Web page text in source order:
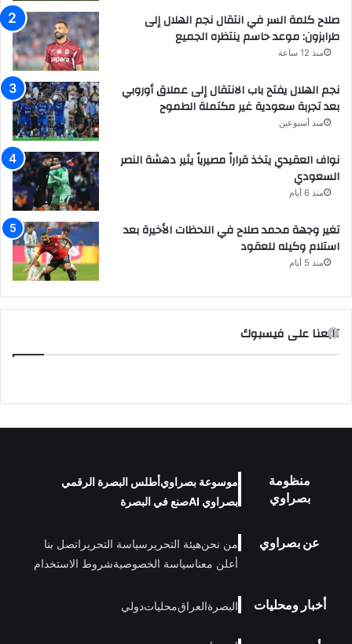
صلاح كلمة السر في انتقال نجم الهلال إلى
طرابزون: موعد حاسم ينتظره الجميع
منذ 12 ساعة
نجم الهلال يفتح باب الانتقال إلى عملاق أوروبي
بعد تجربة سعودية غير مكتملة الطموح
منذ أسبوعين
نواف العقيدي يتخذ قراراً مصيرياً يثير دهشة النصر
السعودي
منذ 6 أيام
تغير وجهة محمد صلاح في اللحظات الأخيرة بعد
استلام وكيله للعقود
منذ 5 أيام
تابعنا على فيسبوك
منظومة
بصراوي
موسوعة بصراوي أطلس البصرة الرقمي
بصراوي AI
صنع في البصرة
عن بصراوي من نحنهيئة التحرير سياسة التحرير اتصل بنا
أعلن معناسياسة الخصوصيةشروط الاستخدام
أخبار ومحليات البصرةالعراقمحلياتدولي